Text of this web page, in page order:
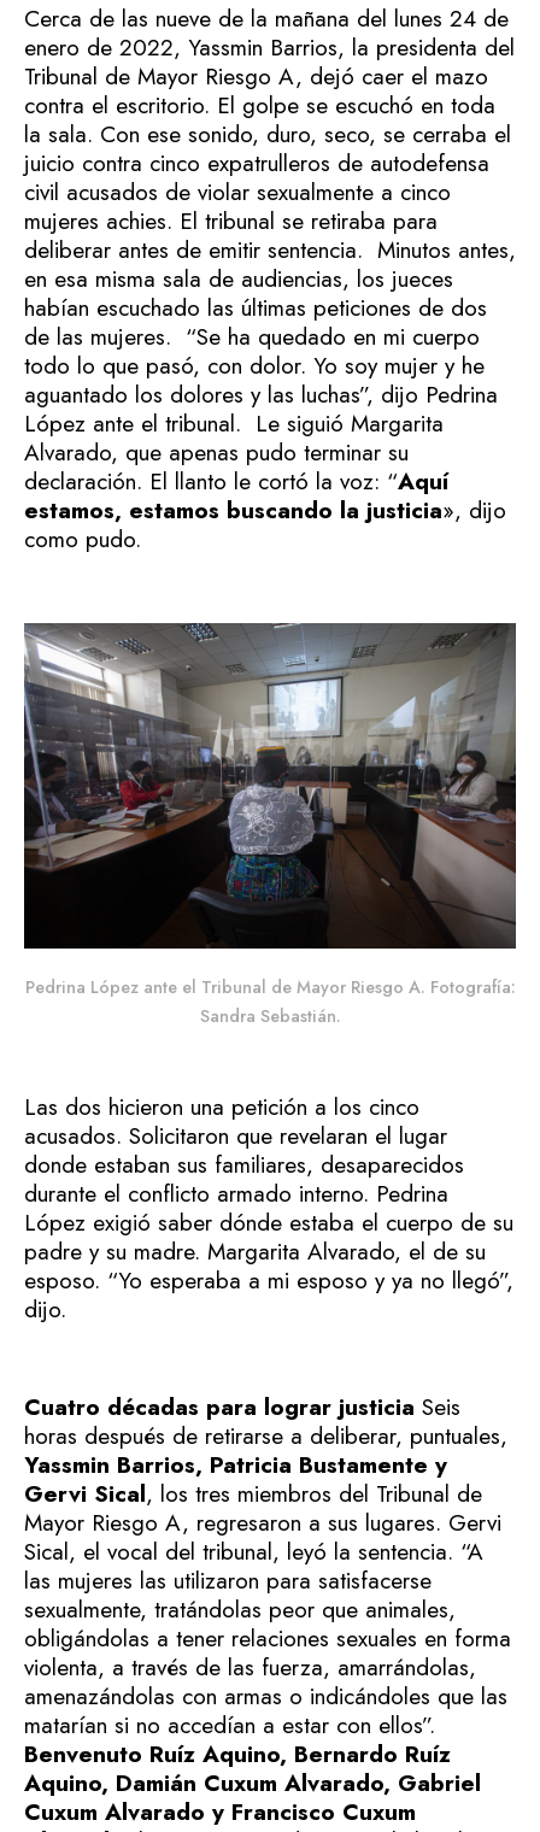
Cerca de las nueve de la mañana del lunes 24 de
enero de 2022, Yassmin Barrios, la presidenta del
Tribunal de Mayor Riesgo A, dejó caer el mazo
contra el escritorio. El golpe se escuchó en toda
la sala. Con ese sonido, duro, seco, se cerraba el
juicio contra cinco expatrulleros de autodefensa
civil acusados de violar sexualmente a cinco
mujeres achies. El tribunal se retiraba para
deliberar antes de emitir sentencia. Minutos antes,
en esa misma sala de audiencias, los jueces
habían escuchado las últimas peticiones de dos
de las mujeres. “Se ha quedado en mi cuerpo
todo lo que pasó, con dolor. Yo soy mujer y he
aguantado los dolores y las luchas”, dijo Pedrina
López ante el tribunal. Le siguió Margarita
Alvarado, que apenas pudo terminar su
declaración. El llanto le cortó la voz: “Aquí
estamos, estamos buscando la justicia», dijo
como pudo.
Pedrina López ante el Tribunal de Mayor Riesgo A. Fotografía:
Sandra Sebastián.
Las dos hicieron una petición a los cinco
acusados. Solicitaron que revelaran el lugar
donde estaban sus familiares, desaparecidos
durante el conflicto armado interno. Pedrina
López exigió saber dónde estaba el cuerpo de su
padre y su madre. Margarita Alvarado, el de su
esposo. “Yo esperaba a mi esposo y ya no llegó”,
dijo.
Cuatro décadas para lograr justicia Seis
horas después de retirarse a deliberar, puntuales,
Yassmin Barrios, Patricia Bustamente y
Gervi Sical, los tres miembros del Tribunal de
Mayor Riesgo A, regresaron a sus lugares. Gervi
Sical, el vocal del tribunal, leyó la sentencia. “A
las mujeres las utilizaron para satisfacerse
sexualmente, tratándolas peor que animales,
obligándolas a tener relaciones sexuales en forma
violenta, a través de las fuerza, amarrándolas,
amenazándolas con armas o indicándoles que las
matarían si no accedían a estar con ellos”.
Benvenuto Ruíz Aquino, Bernardo Ruíz
Aquino, Damián Cuxum Alvarado, Gabriel
Cuxum Alvarado y Francisco Cuxum